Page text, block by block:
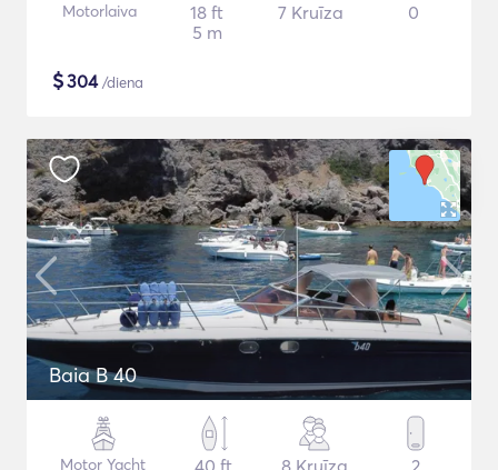
Motorlaiva
18 ft
5 m
7 Kruīza 0
$304/diena
Baia B 40
Motor Yacht
40 ft
8 Kruīza 2